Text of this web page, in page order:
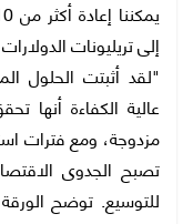
إلى تريليونات
"لقد أثبتت الحلول
عالية الكفاءة أنها
مزدوجة، ومع فترات
تصبح الجدوى
للتوسيع. توضح